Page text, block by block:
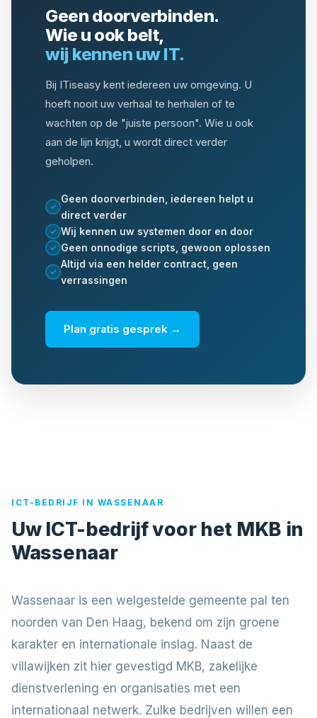
Geen doorverbinden.
Wie u ook belt,
wij kennen uw IT.
Bij ITiseasy kent iedereen uw omgeving. U
hoeft nooit uw verhaal te herhalen of te
wachten op de "juiste persoon". Wie u ook
aan de lijn krijgt, u wordt direct verder
geholpen.
✓
Geen doorverbinden, iedereen helpt u
direct verder
✓ Wij kennen uw systemen door en door
✓ Geen onnodige scripts, gewoon oplossen
✓
Altijd via een helder contract, geen
verrassingen
Plan gratis gesprek →
ICT-BEDRIJF IN WASSENAAR
Uw ICT-bedrijf voor het MKB in
Wassenaar
Wassenaar is een welgestelde gemeente pal ten
noorden van Den Haag, bekend om zijn groene
karakter en internationale inslag. Naast de
villawijken zit hier gevestigd MKB, zakelijke
dienstverlening en organisaties met een
internationaal netwerk. Zulke bedrijven willen een